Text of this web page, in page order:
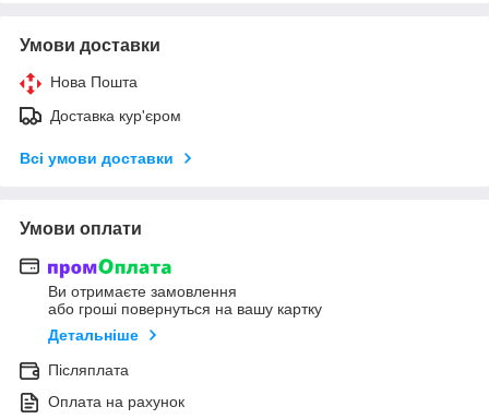
Умови доставки
Нова Пошта
Доставка кур'єром
Всі умови доставки
Умови оплати
Ви отримаєте замовлення
або гроші повернуться на вашу картку
Детальніше
Післяплата
Оплата на рахунок